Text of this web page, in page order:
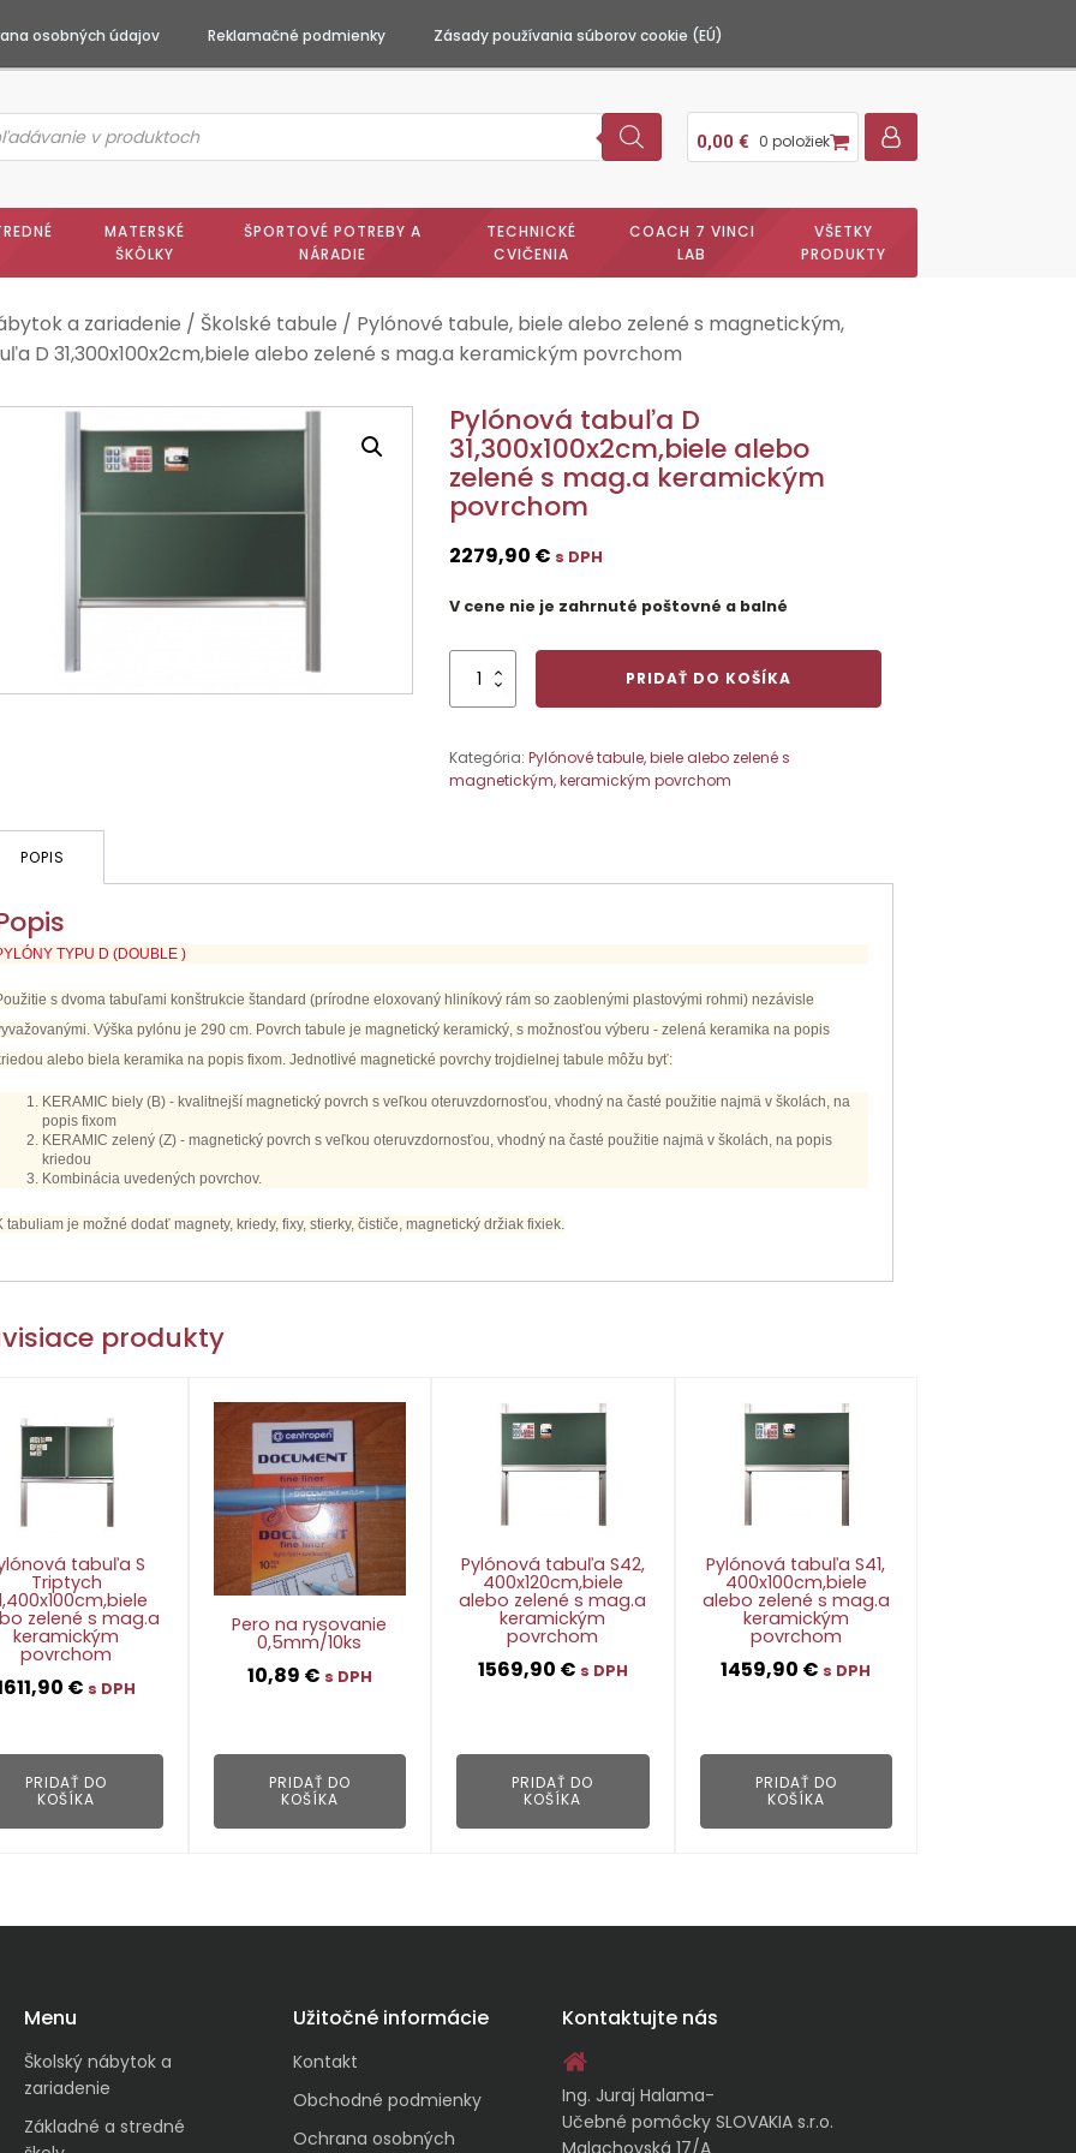
osobných údajov Reklamačné podmienky Zásady používania súborov cookie (EÚ)
0,00 € 0 položiek
MATERSKÉ
ŠKÔLKY
ŠPORTOVÉ POTREBY A
NÁRADIE
TECHNICKÉ
CVIČENIA
COACH 7 VINCI
LAB
VŠETKY
PRODUKTY
a zariadenie / Školské tabule / Pylónové tabule, biele alebo zelené s magnetickým,
D 31,300x100x2cm,biele alebo zelené s mag.a keramickým povrchom
Pylónová tabuľa D
31,300x100x2cm,biele alebo
zelené s mag.a keramickým
povrchom
2279,90 € s DPH
V cene nie je zahrnuté poštovné a balné
množstvo
Pylónová
31,300x100x2cm,biele
alebo
PRIDAŤ DO KOŠÍKA
Kategória:Pylónové tabule, biele alebo zelené s
magnetickým, keramickým povrchom
POPIS
TYPU D (DOUBLE )
s dvoma tabuľami konštrukcie štandard (prírodne eloxovaný hliníkový rám so zaoblenými plastovými rohmi) nezávisle
Výška pylónu je 290 cm. Povrch tabule je magnetický keramický, s možnosťou výberu - zelená keramika na popis
alebo biela keramika na popis fixom. Jednotlivé magnetické povrchy trojdielnej tabule môžu byť:
KERAMIC biely (B) - kvalitnejší magnetický povrch s veľkou oteruvzdornosťou, vhodný na časté použitie najmä v školách, na
popis fixom
KERAMIC zelený (Z) - magnetický povrch s veľkou oteruvzdornosťou, vhodný na časté použitie najmä v školách, na popis
kriedou
Kombinácia uvedených povrchov.
tabuliam je možné dodať magnety, kriedy, fixy, stierky, čističe, magnetický držiak fixiek.
produkty
tabuľa S
Triptych
zelené s mag.a
keramickým
povrchom
€ s DPH
PRIDAŤ DO
KOŠÍKA
Pero na rysovanie
0,5mm/10ks
10,89 € s DPH
PRIDAŤ DO
KOŠÍKA
Pylónová tabuľa S42,
400x120cm,biele
alebo zelené s mag.a
keramickým
povrchom
1569,90 € s DPH
PRIDAŤ DO
KOŠÍKA
Pylónová tabuľa S41,
400x100cm,biele
alebo zelené s mag.a
keramickým
povrchom
1459,90 € s DPH
PRIDAŤ DO
KOŠÍKA
Menu
Školský nábytok a
zariadenie
Základné a stredné
Užitočné informácie
Kontakt
Obchodné podmienky
Ochrana osobných
Kontaktujte nás
Ing. Juraj Halama-
Učebné pomôcky SLOVAKIA s.r.o.